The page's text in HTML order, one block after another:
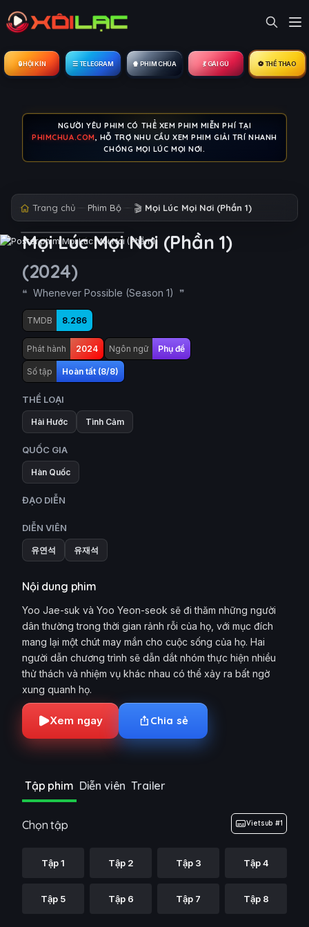
🔒︎ HỘI KÍN ☰ TELEGRAM 🍿 PHIM CHÙA 💃 GÁI GÚ ⚽ THỂ THAO
NGƯỜI YÊU PHIM CÓ THỂ XEM PHIM MIỄN PHÍ TẠI
PHIMCHUA.COM, HỖ TRỢ NHU CẦU XEM PHIM GIẢI TRÍ NHANH
CHÓNG MỌI LÚC MỌI NƠI.
Trang chủ Phim Bộ 🎬 Mọi Lúc Mọi Nơi (Phần 1)
Mọi Lúc Mọi Nơi (Phần 1)
(2024)
Whenever Possible (Season 1)
TMDB 8.286
Phát hành 2024 Ngôn ngữ Phụ đề
Số tập Hoàn tất (8/8)
THỂ LOẠI
Hài Hước Tình Cảm
QUỐC GIA
Hàn Quốc
ĐẠO DIỄN
DIỄN VIÊN
유연석 유재석
Nội dung phim
Yoo Jae-suk và Yoo Yeon-seok sẽ đi thăm những người
dân thường trong thời gian rảnh rỗi của họ, với mục đích
mang lại một chút may mắn cho cuộc sống của họ. Hai
người dẫn chương trình sẽ dẫn dắt nhóm thực hiện nhiều
thử thách và nhiệm vụ khác nhau có thể xảy ra bất ngờ
xung quanh họ.
Xem ngay Chia sẻ
Tập phim Diễn viên Trailer
Chọn tập Vietsub #1
Tập 1 Tập 2 Tập 3 Tập 4
Tập 5 Tập 6 Tập 7 Tập 8